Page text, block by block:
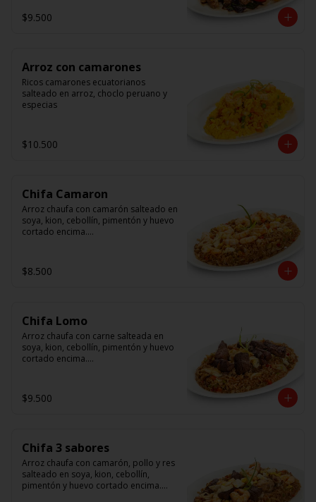
$9.500
Arroz con camarones
Ricos camarones ecuatorianos
salteado en arroz, choclo peruano y
especias
$10.500
Chifa Camaron
Arroz chaufa con camarón salteado en
soya, kion, cebollín, pimentón y huevo
cortado encima.
soya, cebollín, tomate y cebolla
morada.
$8.500
Chifa Lomo
Arroz chaufa con carne salteada en
soya, kion, cebollín, pimentón y huevo
cortado encima.
cebollín, tomate y cebolla morada.
$9.500
Chifa 3 sabores
Arroz chaufa con camarón, pollo y res
salteado en soya, kion, cebollín,
pimentón y huevo cortado encima.